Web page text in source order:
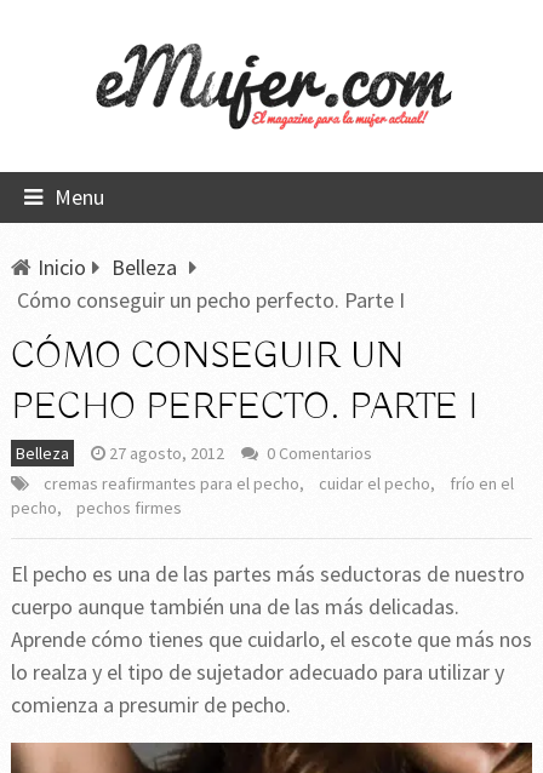
Menu
Inicio
Belleza
Cómo conseguir un pecho perfecto. Parte I
CÓMO CONSEGUIR UN
PECHO PERFECTO. PARTE I
Belleza 27 agosto, 2012
0 Comentarios
cremas reafirmantes para el pecho, cuidar el pecho,
frío en el
pecho, pechos firmes
El pecho es una de las partes más seductoras de nuestro
cuerpo aunque también una de las más delicadas.
Aprende cómo tienes que cuidarlo, el escote que más nos
lo realza y el tipo de sujetador adecuado para utilizar y
comienza a presumir de pecho.